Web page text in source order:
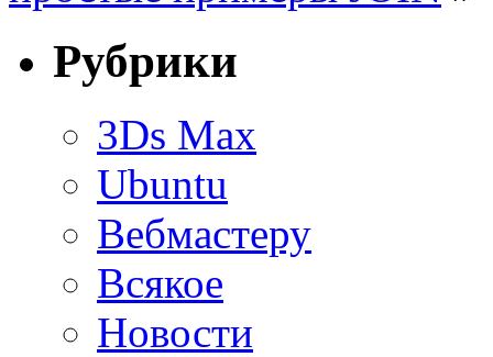
Рубрики
3Ds Max
Ubuntu
Вебмастеру
Всякое
Новости